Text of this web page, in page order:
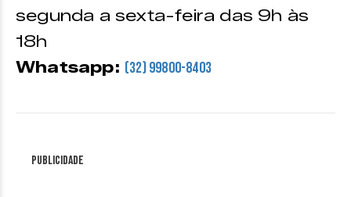
segunda a sexta-feira das 9h às
18h
Whatsapp: (32) 99800-8403
Publicidade